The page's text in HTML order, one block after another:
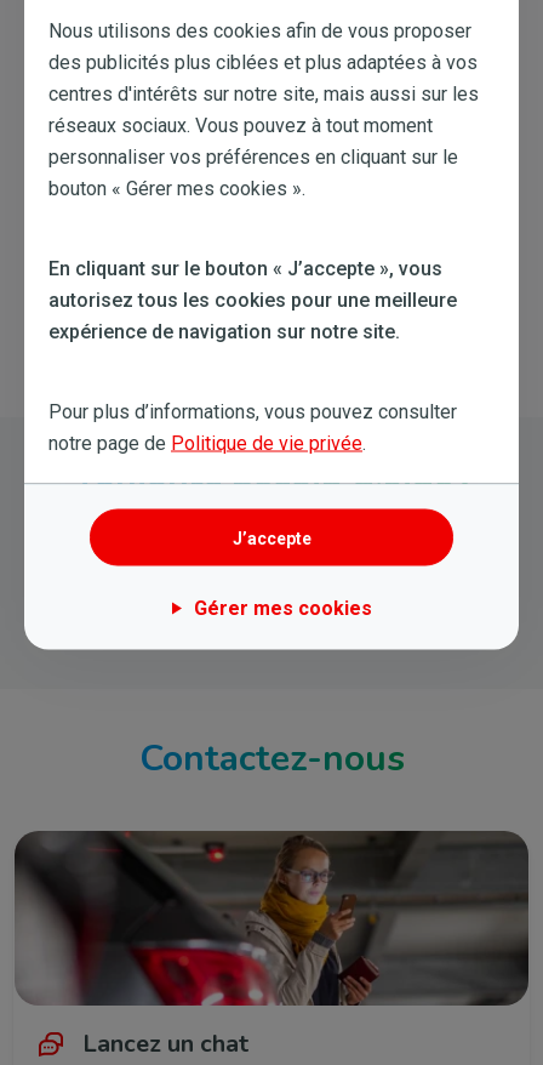
Retour à la liste
Vous cherchiez quelque chose de différent ?
myEssential, myComfort, myDrive et
myDynamic : quelles sont les différences ?
Qu’est-ce qu’un prix d’énergie fixe ?
Toujours besoin d'aide?
Essayez une nouvelle recherche
Contactez-nous
Lancez un chat
Nous utilisons des cookies afin de vous proposer
des publicités plus ciblées et plus adaptées à vos
centres d'intérêts sur notre site, mais aussi sur les
réseaux sociaux. Vous pouvez à tout moment
personnaliser vos préférences en cliquant sur le
bouton « Gérer mes cookies ».
En cliquant sur le bouton « J’accepte », vous
autorisez tous les cookies pour une meilleure
expérience de navigation sur notre site.
Pour plus d’informations, vous pouvez consulter
notre page de Politique de vie privée.
J’accepte
Gérer mes cookies